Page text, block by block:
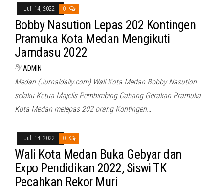
Juli 14, 2022 0
Bobby Nasution Lepas 202 Kontingen
Pramuka Kota Medan Mengikuti
Jamdasu 2022
By ADMIN
Medan (Jurnaldaily.com) Wali Kota Medan Bobby Nasution
selaku Ketua Majelis Pembimbing Cabang Gerakan Pramuka
Kota Medan melepas 202 orang Kontingen…
Juli 14, 2022 0
Wali Kota Medan Buka Gebyar dan
Expo Pendidikan 2022, Siswi TK
Pecahkan Rekor Muri